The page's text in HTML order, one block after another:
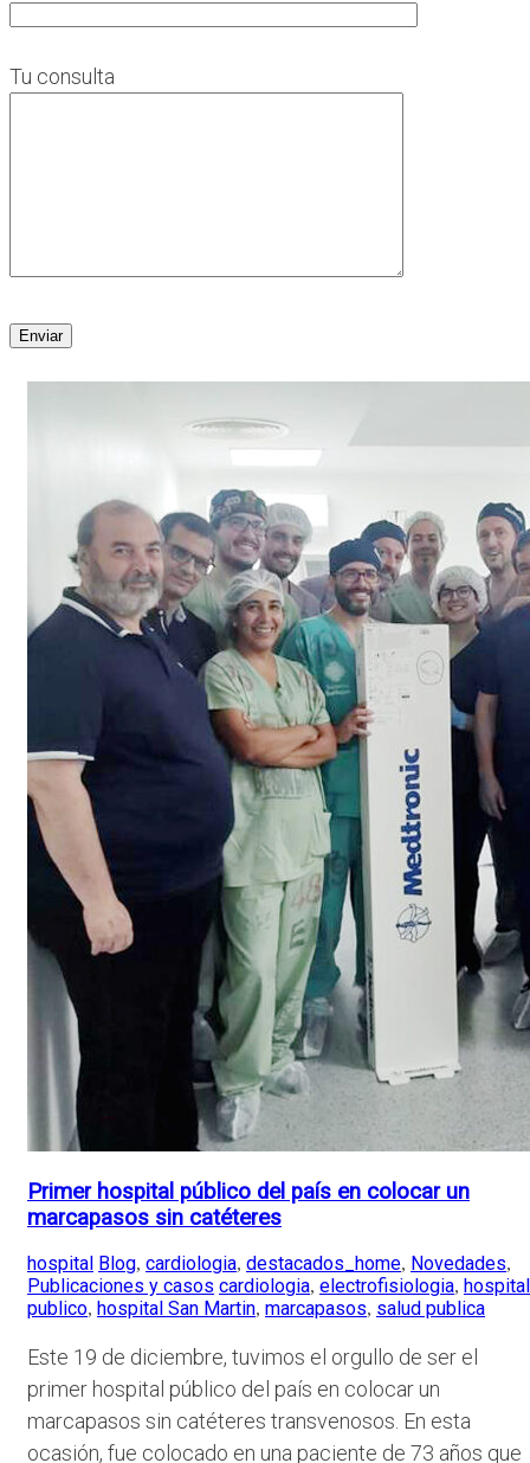
Tu consulta
Primer hospital público del país en colocar un
marcapasos sin catéteres
hospital Blog, cardiologia, destacados_home, Novedades,
Publicaciones y casos cardiologia, electrofisiologia, hospital
publico, hospital San Martin, marcapasos, salud publica
Este 19 de diciembre, tuvimos el orgullo de ser el
primer hospital público del país en colocar un
marcapasos sin catéteres transvenosos. En esta
ocasión, fue colocado en una paciente de 73 años que